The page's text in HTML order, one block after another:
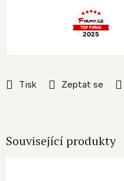
Tisk Zeptat se
Související produkty